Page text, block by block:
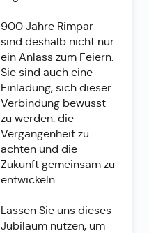
900 Jahre Rimpar
sind deshalb nicht nur
ein Anlass zum Feiern.
Sie sind auch eine
Einladung, sich dieser
Verbindung bewusst
zu werden: die
Vergangenheit zu
achten und die
Zukunft gemeinsam zu
entwickeln.
Lassen Sie uns dieses
Jubiläum nutzen, um